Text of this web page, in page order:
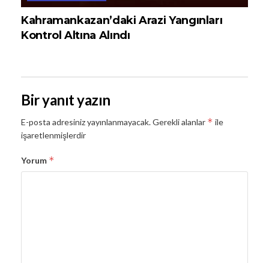
Kahramankazan’daki Arazi Yangınları
Kontrol Altına Alındı
Bir yanıt yazın
E-posta adresiniz yayınlanmayacak.Gerekli alanlar * ile
işaretlenmişlerdir
Yorum *